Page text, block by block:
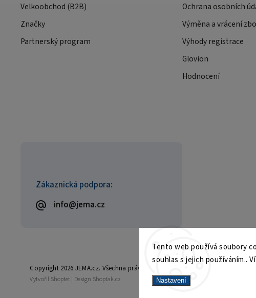
Tento web používá soubory
souhlas s jejich používáním..
Nastavení
Zákaznická podpora:
info@jema.cz
Velkoobchod (B2B)
Značky
Partnerský program
Ochrana osobních
Výměna a vrácení
Výhody registrace
Glovion
Hodnocení
Copyright 2026 JEMA.cz. Všechna práva vyhrazena.
Vytvořil Shoptet | Design Shoptak.cz